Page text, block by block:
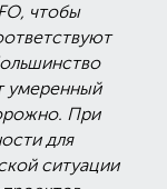
чтобы
умеренный
При
для
ситуации